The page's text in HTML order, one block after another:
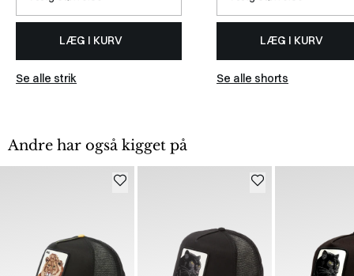
LÆG I KURV
Se alle strik
LÆG I KURV
Se alle shorts
Andre har også kigget på